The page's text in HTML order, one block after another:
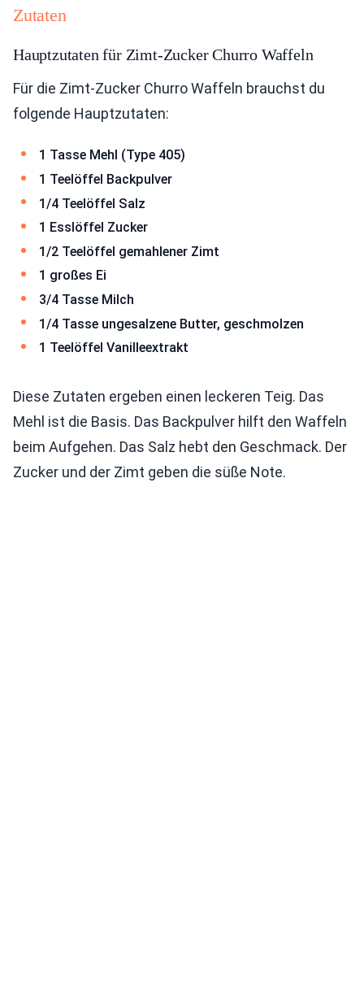
Zutaten
Hauptzutaten für Zimt-Zucker Churro Waffeln
Für die Zimt-Zucker Churro Waffeln brauchst du
folgende Hauptzutaten:
1 Tasse Mehl (Type 405)
1 Teelöffel Backpulver
1/4 Teelöffel Salz
1 Esslöffel Zucker
1/2 Teelöffel gemahlener Zimt
1 großes Ei
3/4 Tasse Milch
1/4 Tasse ungesalzene Butter, geschmolzen
1 Teelöffel Vanilleextrakt
Diese Zutaten ergeben einen leckeren Teig. Das
Mehl ist die Basis. Das Backpulver hilft den Waffeln
beim Aufgehen. Das Salz hebt den Geschmack. Der
Zucker und der Zimt geben die süße Note.